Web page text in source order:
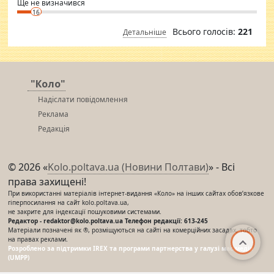
Ще не визначився
16
Детальніше Всього голосів: 221
"Коло"
Надіслати повідомлення
Реклама
Редакція
© 2026 «Kolo.poltava.ua (Новини Полтави)» - Всі
права захищені!
При використанні матеріалів інтернет-видання «Коло» на інших сайтах обов’язкове
гіперпосилання на сайт kolo.poltava.ua,
не закрите для індексації пошуковими системами.
Редактор - redaktor@kolo.poltava.ua Телефон редакції: 613-245
Матеріали позначені як ®, розміщуються на сайті на комерційних засадах, тобто
на правах реклами.
Розроблено за підтримки IREX та програми партнерства у галузі мас-медіа
(UMPP)